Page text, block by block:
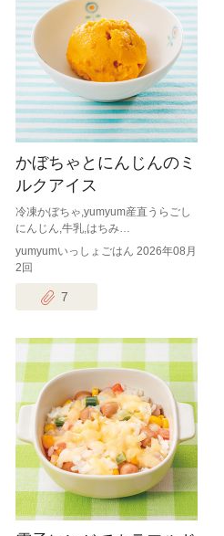
かぼちゃとにんじんのミ
ルクアイス
冷凍かぼちゃ,yumyum産直うらごし
にんじん,牛乳,はちみ…
yumyumいっしょごはん 2026年08月
2回
7